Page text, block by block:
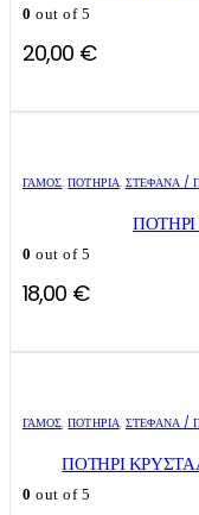
0 out of 5
20,00 €
ΓΑΜΟΣ,ΠΟΤΉΡΙΑ, ΣΤΈΦΑΝΑ /
0 out of 5
18,00 €
ΓΑΜΟΣ,ΠΟΤΉΡΙΑ, ΣΤΈΦΑΝΑ /
ΠΟΤΗΡΙ
0 out of 5